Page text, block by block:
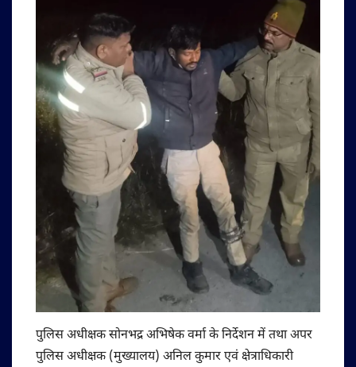
पुलिस अधीक्षक सोनभद्र अभिषेक वर्मा के निर्देशन में तथा अपर
पुलिस अधीक्षक (मुख्यालय) अनिल कुमार एवं क्षेत्राधिकारी